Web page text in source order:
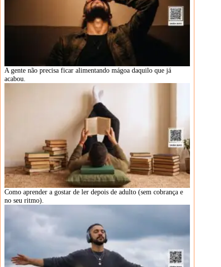
A gente não precisa ficar alimentando mágoa daquilo que já
acabou.
Como aprender a gostar de ler depois de adulto (sem cobrança e
no seu ritmo).